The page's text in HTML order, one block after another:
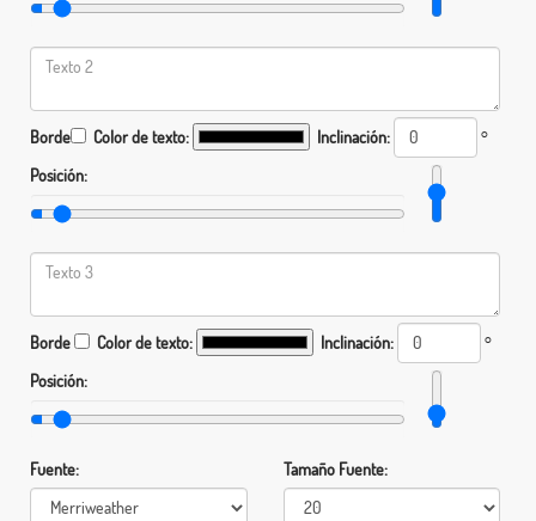
Borde Color de texto: Inclinación:
°
Posición:
Borde Color de texto: Inclinación:
°
Posición:
Fuente: Tamaño Fuente: